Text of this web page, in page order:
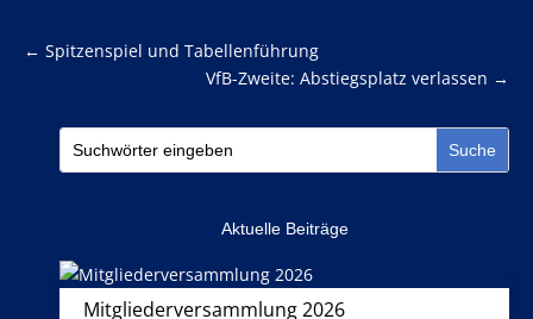
← Spitzenspiel und Tabellenführung
VfB-Zweite: Abstiegsplatz verlassen →
Aktuelle Beiträge
Mitgliederversammlung 2026